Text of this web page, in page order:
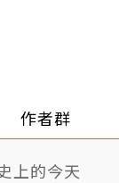
作者群
上的今天